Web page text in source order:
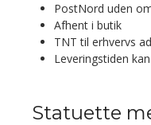
PostNord uden
Afhent i butik
TNT til erhvervs
Leveringstiden
Statuette